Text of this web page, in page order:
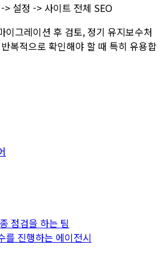
설정 -> 사이트 전체 SEO
이그레이션 후 검토, 정기 유지보수처
복적으로 확인해야 할 때 특히 유용합
점검을 하는 팀
를 진행하는 에이전시